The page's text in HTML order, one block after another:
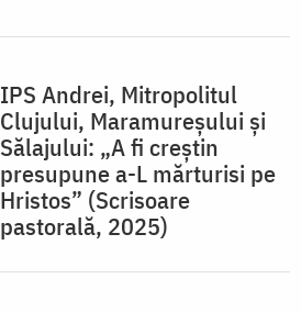
IPS Andrei, Mitropolitul
Clujului, Maramureşului şi
Sălajului: „A fi creștin
presupune a-L mărturisi pe
Hristos” (Scrisoare
pastorală, 2025)